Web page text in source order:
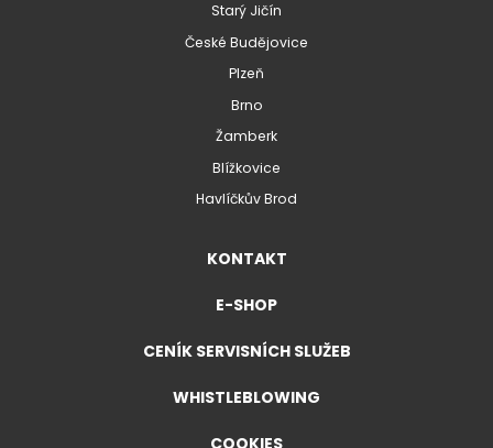
Starý Jičín
České Budějovice
Plzeň
Brno
Žamberk
Blížkovice
Havlíčkův Brod
KONTAKT
E-SHOP
CENÍK SERVISNÍCH SLUŽEB
WHISTLEBLOWING
COOKIES